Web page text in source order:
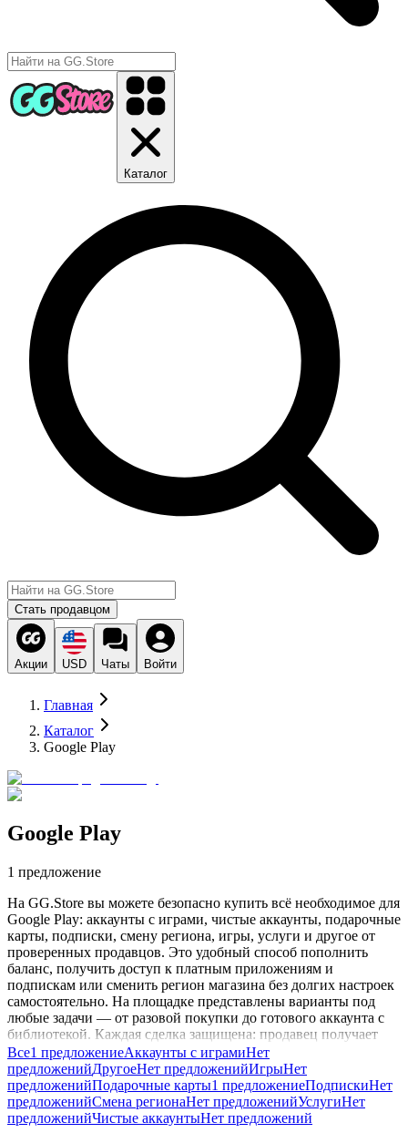
Каталог
Стать продавцом
Акции USD Чаты Войти
Главная
Каталог
Google Play
Google Play
1 предложение
На GG.Store вы можете безопасно купить всё необходимое для
Google Play: аккаунты с играми, чистые аккаунты, подарочные
карты, подписки, смену региона, игры, услуги и другое от
проверенных продавцов. Это удобный способ пополнить
баланс, получить доступ к платным приложениям и
подпискам или сменить регион магазина без долгих настроек
самостоятельно. На площадке представлены варианты под
любые задачи — от разовой покупки до готового аккаунта с
библиотекой. Каждая сделка защищена: продавец получает
оплату только после выполнения заказа. Выбирайте нужный
товар и пользуйтесь сервисом без ограничений.
Все1 предложениеАккаунты с играмиНет
предложенийДругоеНет предложенийИгрыНет
предложенийПодарочные карты1 предложениеПодпискиНет
предложенийСмена регионаНет предложенийУслугиНет
предложенийЧистые аккаунтыНет предложений